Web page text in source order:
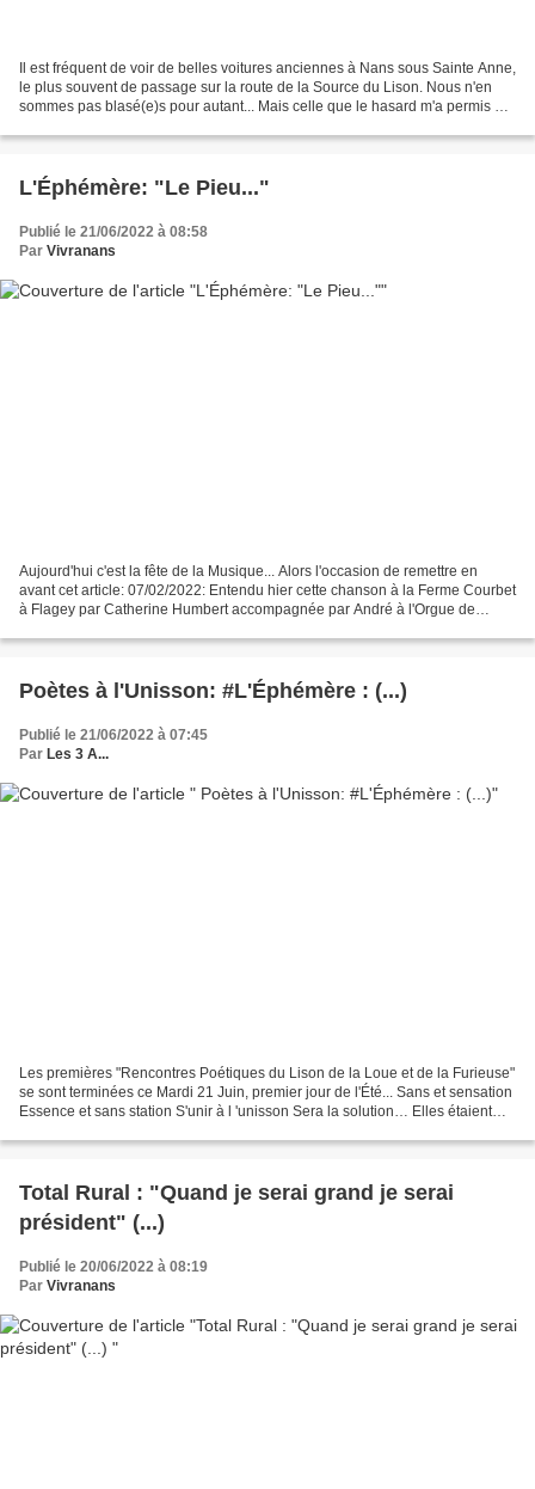
Il est fréquent de voir de belles voitures anciennes à Nans sous Sainte Anne,
le plus souvent de passage sur la route de la Source du Lison. Nous n'en
sommes pas blasé(e)s pour autant... Mais celle que le hasard m'a permis de
L'Éphémère: "Le Pieu..."
Publié le 21/06/2022 à 08:58
Par Vivranans
Aujourd'hui c'est la fête de la Musique... Alors l'occasion de remettre en
avant cet article: 07/02/2022: Entendu hier cette chanson à la Ferme Courbet
à Flagey par Catherine Humbert accompagnée par André à l'Orgue de
Poètes à l'Unisson: #L'Éphémère : (...)
Publié le 21/06/2022 à 07:45
Par Les 3 A...
Les premières "Rencontres Poétiques du Lison de la Loue et de la Furieuse"
se sont terminées ce Mardi 21 Juin, premier jour de l'Été... Sans et sensation
Essence et sans station S'unir à l 'unisson Sera la solution… Elles étaient
Total Rural : "Quand je serai grand je serai
président" (...)
Publié le 20/06/2022 à 08:19
Par Vivranans